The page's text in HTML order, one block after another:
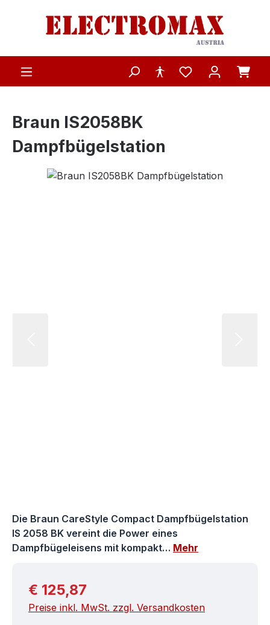
Zum Hauptinhalt springen
Braun IS2058BK
Dampfbügelstation
Bildergalerie überspringen
Die Braun CareStyle Compact Dampfbügelstation
IS 2058 BK vereint die Power eines
Dampfbügeleisens mit kompakt… Mehr
Regulärer Preis:
€ 125,87
Preise inkl. MwSt. zzgl. Versandkosten